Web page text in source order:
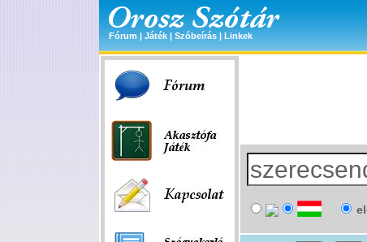
Fórum | Játék | Szóbeírás | Linkek